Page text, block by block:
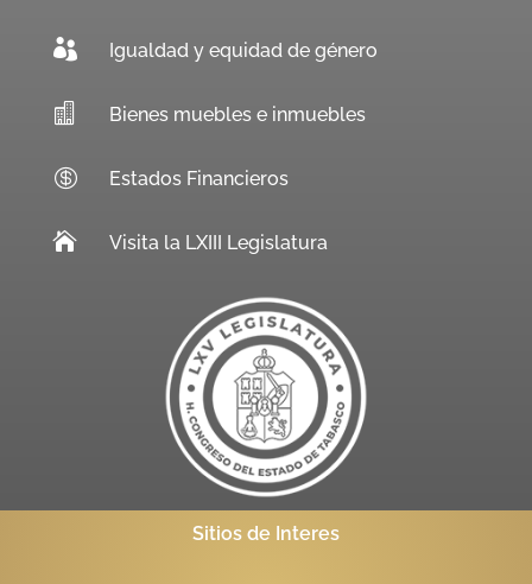
 Igualdad y equidad de género
 Bienes muebles e inmuebles
 Estados Financieros
 Visita la LXIII Legislatura
Sitios de Interes